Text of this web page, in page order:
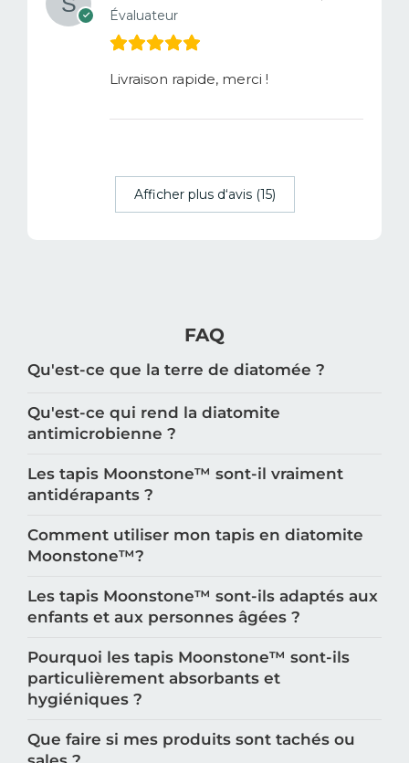
Évaluateur
Livraison rapide, merci !
Afficher plus d‘avis (15)
FAQ
Qu'est-ce que la terre de diatomée ?
Qu'est-ce qui rend la diatomite
antimicrobienne ?
Les tapis Moonstone™️ sont-il vraiment
antidérapants ?
Comment utiliser mon tapis en diatomite
Moonstone™️?
Les tapis Moonstone™️ sont-ils adaptés aux
enfants et aux personnes âgées ?
Pourquoi les tapis Moonstone™️ sont-ils
particulièrement absorbants et
hygiéniques ?
Que faire si mes produits sont tachés ou